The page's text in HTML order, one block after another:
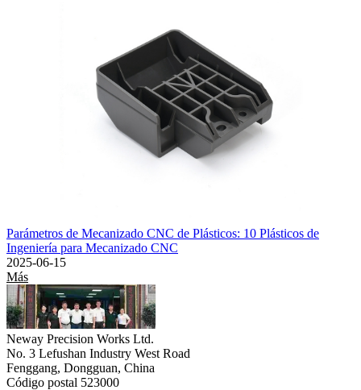
Parámetros de Mecanizado CNC de Plásticos: 10 Plásticos de
Ingeniería para Mecanizado CNC
2025-06-15
Más
Neway Precision Works Ltd.
No. 3 Lefushan Industry West Road
Fenggang, Dongguan, China
Código postal 523000